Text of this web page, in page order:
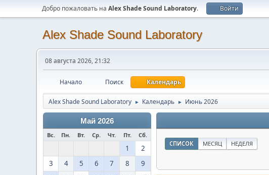
Добро пожаловать на Alex Shade Sound Laboratory. Войти
Alex Shade Sound Laboratory
08 августа 2026, 21:32
Начало Поиск Календарь
Alex Shade Sound Laboratory ► Календарь ► Июнь 2026
Май 2026
Вс. Пн. Вт. Ср. Чт. Пт. Сб.
1
2
3
4 5 6 7 8
9
СПИСОК МЕСЯЦ НЕДЕЛЯ